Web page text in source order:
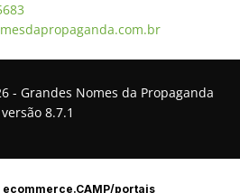
- Grandes Nomes da Propaganda
versão 8.7.1
ecommerce.CAMP/portais